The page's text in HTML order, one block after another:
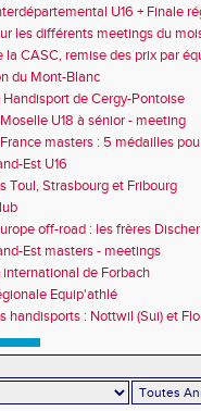
U16 + Finale
les différents meetings du
la CASC, remise des prix par
du Mont-Blanc
de Cergy-Pontoise
U18 à sénior - meeting
masters : 5 médailles
Est U16
Toul, Strasbourg et Fribourg
off-road : les frères
Est masters - meetings
de Forbach
Equip'athlé
handisports : Nottwil (Sui) et